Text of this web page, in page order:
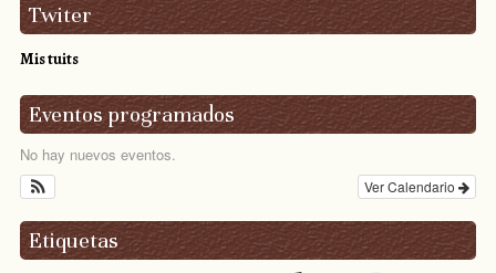
Twiter
Mis tuits
Eventos programados
No hay nuevos eventos.
Ver Calendario
Etiquetas